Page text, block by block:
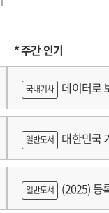
* 주간 인기
국내기사 데이터로
쟁
일반도서 대한민국
일반도서 (2025) 등